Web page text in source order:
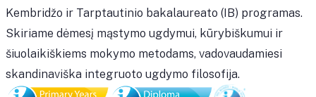
Kembridžo ir Tarptautinio bakalaureato (IB) programas.
Skiriame dėmesį mąstymo ugdymui, kūrybiškumui ir
šiuolaikiškiems mokymo metodams, vadovaudamiesi
skandinaviška integruoto ugdymo filosofija.